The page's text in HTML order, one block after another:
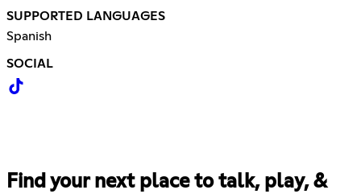
SUPPORTED LANGUAGES
Spanish
SOCIAL
Find your next place to talk, play, &